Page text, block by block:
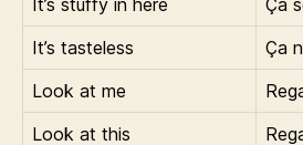
It’s stuffy in here
Ça
It’s tasteless
Ça
Look at me
Look at this